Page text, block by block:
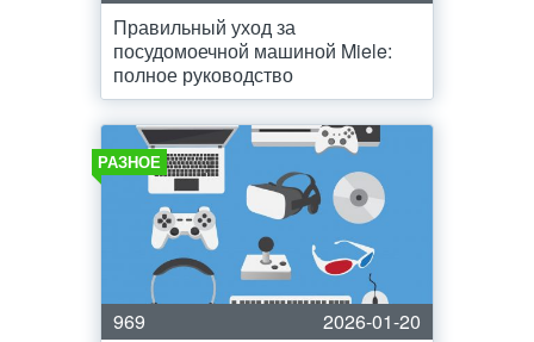
Правильный уход за
посудомоечной машиной Miele:
полное руководство
РАЗНОЕ
969
2026-01-20